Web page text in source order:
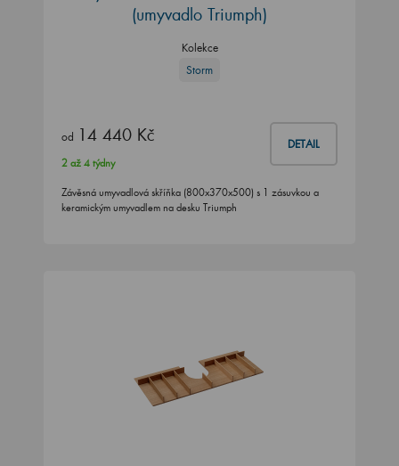
(umyvadlo Triumph)
Kolekce
Storm
od 14 440 Kč DETAIL
2 až 4 týdny
Závěsná umyvadlová skříňka (800x370x500) s 1 zásuvkou a
keramickým umyvadlem na desku Triumph